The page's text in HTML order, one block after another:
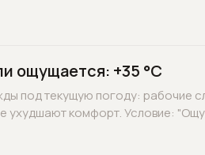
ощущается: +35 °C
под текущую погоду: рабочие
ухудшают комфорт. Условие: